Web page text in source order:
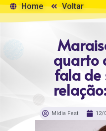
Home Voltar
quarto
fala de
Mídia Fest 12/